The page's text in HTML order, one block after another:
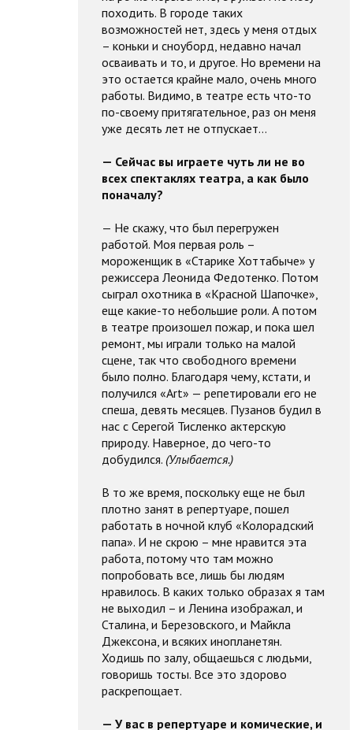
походить. В городе таких
возможностей нет, здесь у меня отдых
– коньки и сноуборд, недавно начал
осваивать и то, и другое. Но времени на
это остается крайне мало, очень много
работы. Видимо, в театре есть что-то
по-своему притягательное, раз он меня
уже десять лет не отпускает…
— Сейчас вы играете чуть ли не во
всех спектаклях театра, а как было
поначалу?
— Не скажу, что был перегружен
работой. Моя первая роль –
мороженщик в «Старике Хоттабыче» у
режиссера Леонида Федотенко. Потом
сыграл охотника в «Красной Шапочке»,
еще какие-то небольшие роли. А потом
в театре произошел пожар, и пока шел
ремонт, мы играли только на малой
сцене, так что свободного времени
было полно. Благодаря чему, кстати, и
получился «Art» — репетировали его не
спеша, девять месяцев. Пузанов будил в
нас с Серегой Тисленко актерскую
природу. Наверное, до чего-то
добудился. (Улыбается.)
В то же время, поскольку еще не был
плотно занят в репертуаре, пошел
работать в ночной клуб «Колорадский
папа». И не скрою – мне нравится эта
работа, потому что там можно
попробовать все, лишь бы людям
нравилось. В каких только образах я там
не выходил – и Ленина изображал, и
Сталина, и Березовского, и Майкла
Джексона, и всяких инопланетян.
Ходишь по залу, общаешься с людьми,
говоришь тосты. Все это здорово
раскрепощает.
— У вас в репертуаре и комические, и